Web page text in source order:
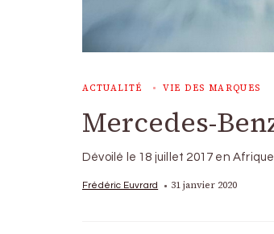
ACTUALITÉ VIE DES MARQUES
Mercedes-
Dévoilé le 18 juillet 2017 en
Frédéric Euvrard 31 janvier 2020